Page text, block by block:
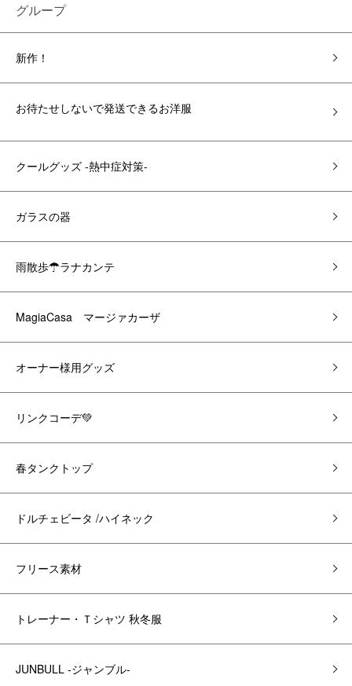
グループ
新作！
お待たせしないで発送できるお洋服
クールグッズ -熱中症対策-
ガラスの器
雨散歩☂ラナカンテ
MagiaCasa マージァカーザ
オーナー様用グッズ
リンクコーデ💚
春タンクトップ
ドルチェビータ /ハイネック
フリース素材
トレーナー・Ｔシャツ 秋冬服
JUNBULL -ジャンブル-